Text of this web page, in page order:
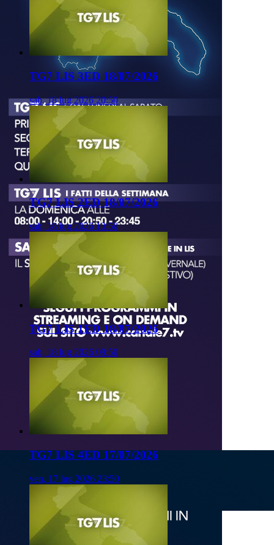
TG7 LIS 3ED 18/07/2026
sab, 18 lug 2026 20:50
TG7 LIS 2ED 18/07/2026
sab, 18 lug 2026 13:50
TG7 LIS 1ED 18/07/2026
sab, 18 lug 2026 09:50
TG7 LIS 4ED 17/07/2026
ven, 17 lug 2026 23:50